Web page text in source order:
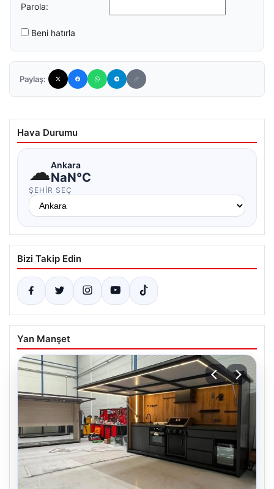
Parola:
Beni hatırla
Paylaş:
Hava Durumu
☁Ankara
NaN°C
ŞEHIR SEÇ
Bizi Takip Edin
Yan Manşet